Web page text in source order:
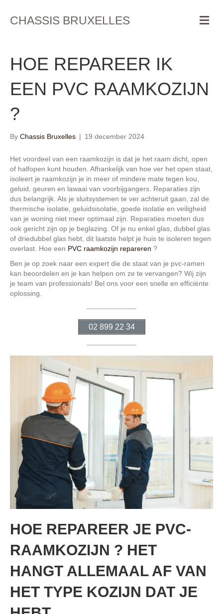
CHASSIS BRUXELLES M
e
HOE REPAREER IK
EEN PVC RAAMKOZIJN
?
By Chassis Bruxelles | 19 december 2024
Het voordeel van een raamkozijn is dat je het raam dicht, open
of halfopen kunt houden. Afhankelijk van hoe ver het open staat,
isoleert je raamkozijn je in meer of mindere mate tegen kou,
geluid, geuren en lawaai van voorbijgangers. Reparaties zijn
dus belangrijk. Als je sluitsystemen te ver achteruit gaan, zal de
thermische isolatie, geluidsisolatie, goede isolatie en veiligheid
van je woning niet meer optimaal zijn. Reparaties moeten dus
ook gericht zijn op je beglazing. Of je nu enkel glas, dubbel glas
of driedubbel glas hebt, dit laatste helpt je huis te isoleren tegen
overlast. Hoe een PVC raamkozijn repareren ?
Ben je op zoek naar een expert die de staat van je pvc-ramen
kan beoordelen en je kan helpen om ze te vervangen? Wij zijn
je team van professionals! Bel ons voor een snelle en efficiënte
oplossing.
02 899 22 34
HOE REPAREER JE PVC-
RAAMKOZIJN ? HET
HANGT ALLEMAAL AF VAN
HET TYPE KOZIJN DAT JE